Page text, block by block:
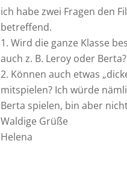
ich habe zwei Fragen den
betreffend.
1. Wird die ganze Klasse
auch z. B. Leroy oder Berta?
2. Können auch etwas
mitspielen? Ich würde
Berta spielen, bin aber
Waldige Grüße
Helena